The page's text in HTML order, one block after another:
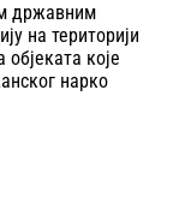
државним
на територији
које
нарко